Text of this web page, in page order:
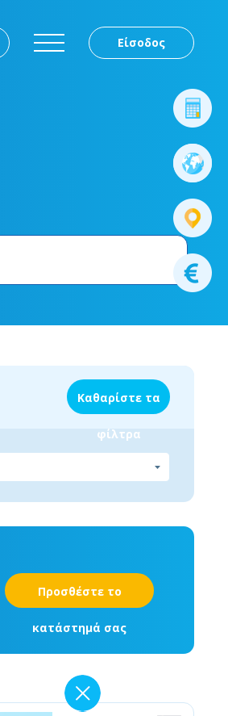
Είσοδος
Καθαρίστε τα
φίλτρα
Προσθέστε το
κατάστημά σας